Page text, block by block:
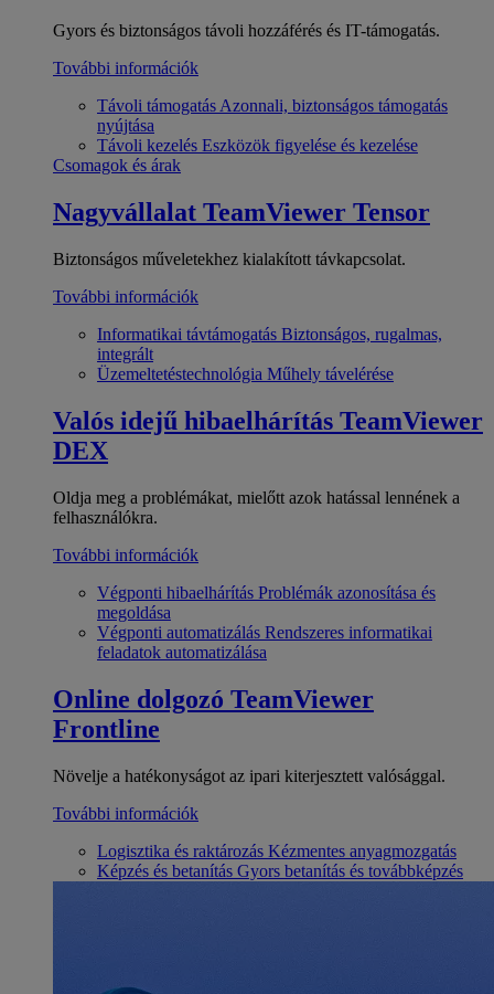
Gyors és biztonságos távoli hozzáférés és IT-támogatás.
További információk
Távoli támogatás Azonnali, biztonságos támogatás
nyújtása
Távoli kezelés Eszközök figyelése és kezelése
Csomagok és árak
Nagyvállalat TeamViewer Tensor
Biztonságos műveletekhez kialakított távkapcsolat.
További információk
Informatikai távtámogatás Biztonságos, rugalmas,
integrált
Üzemeltetéstechnológia Műhely távelérése
Valós idejű hibaelhárítás TeamViewer
DEX
Oldja meg a problémákat, mielőtt azok hatással lennének a
felhasználókra.
További információk
Végponti hibaelhárítás Problémák azonosítása és
megoldása
Végponti automatizálás Rendszeres informatikai
feladatok automatizálása
Online dolgozó TeamViewer
Frontline
Növelje a hatékonyságot az ipari kiterjesztett valósággal.
További információk
Logisztika és raktározás Kézmentes anyagmozgatás
Képzés és betanítás Gyors betanítás és továbbképzés